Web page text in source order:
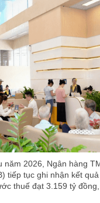
năm 2026, Ngân hàng
tiếp tục ghi nhận kết
thuế đạt 3.159 tỷ